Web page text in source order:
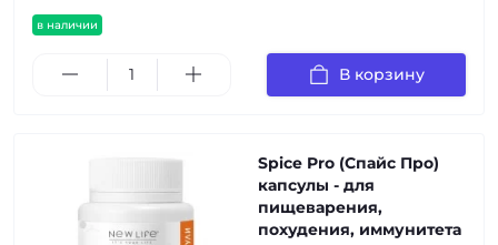
в наличии
В корзину
Spice Pro (Спайс Про)
капсулы - для
пищеварения,
похудения, иммунитета